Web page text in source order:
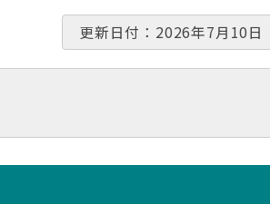
更新日付：2026年7月10日